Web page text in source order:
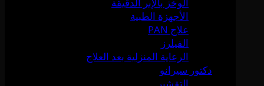
الأجهزة الطبية
علاج PAN
الفيلرز
الرعاية المنزلية بعد العلاج
دكتور سيرانو